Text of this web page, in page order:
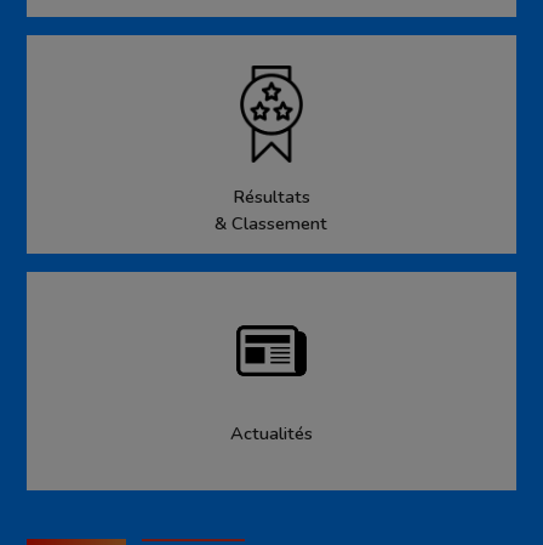
Résultats
& Classement
Actualités